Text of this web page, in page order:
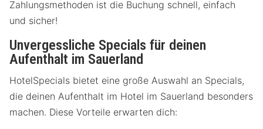
Zahlungsmethoden ist die Buchung schnell, einfach
und sicher!
Unvergessliche Specials für deinen
Aufenthalt im Sauerland
HotelSpecials bietet eine große Auswahl an Specials,
die deinen Aufenthalt im Hotel im Sauerland besonders
machen. Diese Vorteile erwarten dich: